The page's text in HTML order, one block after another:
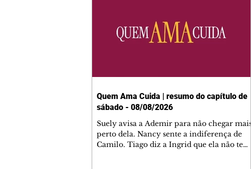
Quem Ama Cuida | resumo do capítulo de
sábado - 08/08/2026
Suely avisa a Ademir para não chegar mais
perto dela. Nancy sente a indiferença de
Camilo. Tiago diz a Ingrid que ela não tem